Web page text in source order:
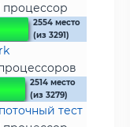
процессор
2554 место
(из 3291)
2514 место
(из 3279)
тест